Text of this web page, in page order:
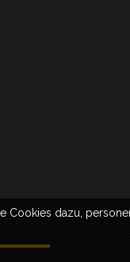
Cookies dazu,